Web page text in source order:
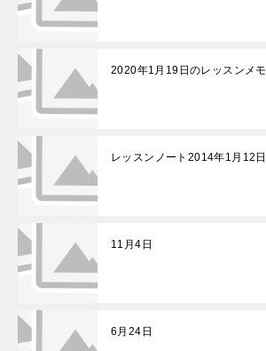
2020年1月19日のレッスンメモ
レッスンノート2014年1月12日
11月4日
6月24日